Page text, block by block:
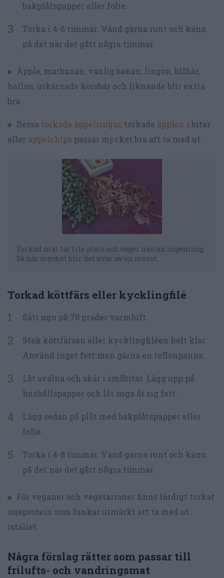
bakplåtspapper eller folie.
Torka i 4-8 timmar. Vänd gärna runt och känn
på det när det gått några timmar.
Äpple, matbanan, vanlig banan, lingon, blåbär,
hallon, urkärnade körsbär och liknande blir extra
bra.
Dessa torkade äppelringar, torkade äpplen i bitar
eller äppelchips passar mycket bra att ta med ut.
Torkad mat tar lite plats och väger nästan ingenting.
Så här mycket blir det kvar av en morot.
Torkad köttfärs eller kycklingfilé
Sätt ugn på 70 grader varmluft.
Stek köttfärsen eller kycklingfiléen helt klar.
Använd inget fett men gärna en teflonpanna.
Låt svalna och skär i småbitar. Lägg upp på
hushållspapper och låt suga åt sig fett.
Lägg sedan på plåt med bakplåtspapper eller
folie.
Torka i 4-8 timmar. Vänd gärna runt och känn
på det när det gått några timmar.
För veganer och vegetarianer finns färdigt torkat
sojaprotein som funkar utmärkt att ta med ut
istället.
Några förslag rätter som passar till
frilufts- och vandringsmat